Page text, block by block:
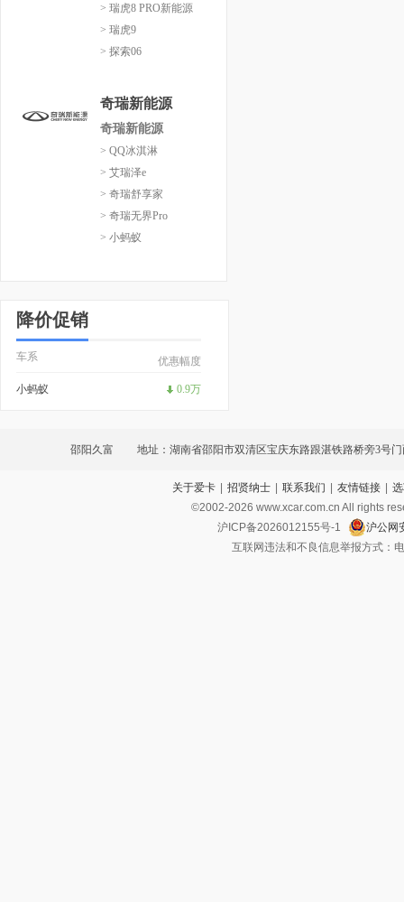
> 瑞虎8 PRO新能源
> 瑞虎9
> 探索06
奇瑞新能源
奇瑞新能源
> QQ冰淇淋
> 艾瑞泽e
> 奇瑞舒享家
> 奇瑞无界Pro
> 小蚂蚁
降价促销
车系 优惠幅度
小蚂蚁 0.9万
邵阳久富 地址：湖南省邵阳市双清区宝庆东路跟湛铁路桥旁3号
关于爱卡 | 招贤纳士 | 联系我们 | 友情链接 |
©2002-2026 www.xcar.com.cn All rights
沪ICP备2026012155号-1
沪公网
互联网违法和不良信息举报方式：